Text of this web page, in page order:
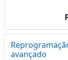
avançado